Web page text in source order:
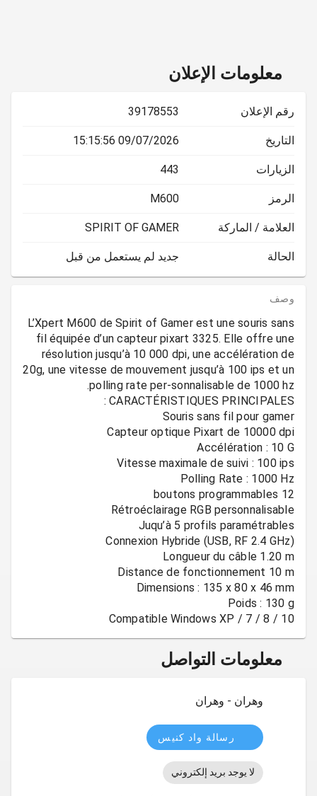
معلومات الإعلان
رقم الإعلان 39178553
التاريخ 09/07/2026 15:15:56
الزيارات 443
الرمز M600
العلامة / الماركة SPIRIT OF GAMER
الحالة جديد لم يستعمل من قبل
وصف
L’Xpert M600 de Spirit of Gamer est une souris sans
fil équipée d’un capteur pixart 3325. Elle offre une
résolution jusqu’à 10 000 dpi, une accélération de
20g, une vitesse de mouvement jusqu’à 100 ips et un
Capteur optique Pixart de 10000 dpi
Accélération : 10 G
Vitesse maximale de suivi : 100 ips
Connexion Hybride (USB, RF 2.4 GHz)
Compatible Windows XP / 7 / 8 / 10
معلومات التواصل
وهران - وهران
رسالة واد كنيس
لا يوجد بريد إلكتروني